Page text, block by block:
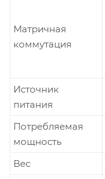
Матричная
коммутация
Источник
питания
Потребляемая
мощность
Вес